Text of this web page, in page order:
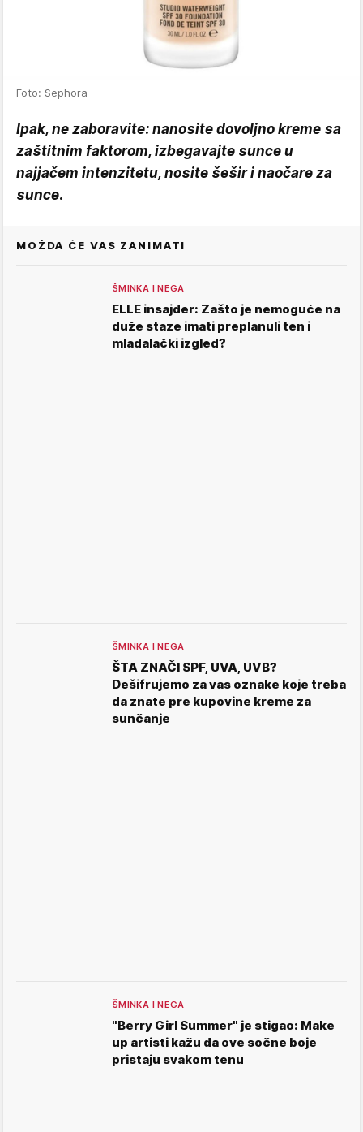
Foto: Sephora
Ipak, ne zaboravite: nanosite dovoljno kreme sa
zaštitnim faktorom, izbegavajte sunce u
najjačem intenzitetu, nosite šešir i naočare za
sunce.
MOŽDA ĆE VAS ZANIMATI
ŠMINKA I NEGA
ELLE insajder: Zašto je nemoguće na
duže staze imati preplanuli ten i
mladalački izgled?
ŠMINKA I NEGA
ŠTA ZNAČI SPF, UVA, UVB?
Dešifrujemo za vas oznake koje treba
da znate pre kupovine kreme za
sunčanje
ŠMINKA I NEGA
"Berry Girl Summer" je stigao: Make
up artisti kažu da ove sočne boje
pristaju svakom tenu